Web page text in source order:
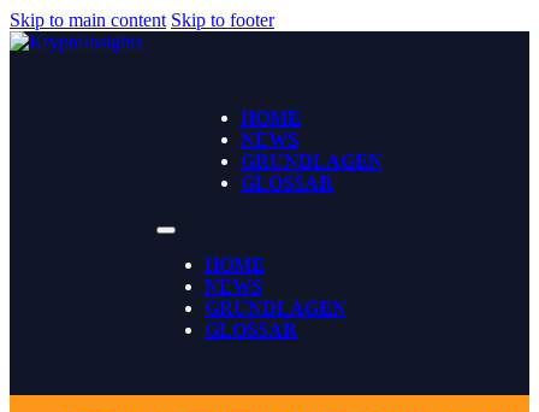
Skip to main content Skip to footer
HOME
NEWS
GRUNDLAGEN
GLOSSAR
HOME
NEWS
GRUNDLAGEN
GLOSSAR